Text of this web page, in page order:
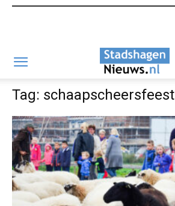
Tag: schaapscheersfeest